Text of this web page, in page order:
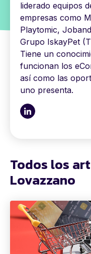
liderado equipos
empresas como
Playtomic,
Grupo IskayPet
Tiene un
funcionan los
así como las
uno presenta.
Todos los
Lovazzano